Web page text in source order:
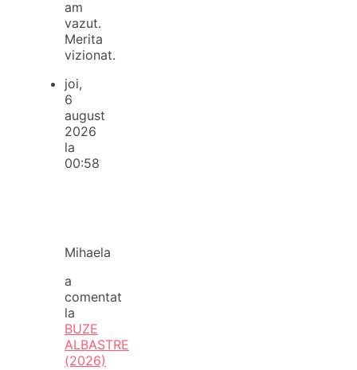
am
vazut.
Merita
vizionat.
joi,
6
august
2026
la
00:58
Mihaela
a
comentat
la
BUZE
ALBASTRE
(2026)